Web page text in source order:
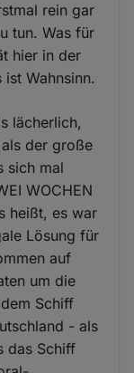
rein gar
tun. Was für
hier in der
Wahnsinn.
lächerlich,
der große
sich mal
WOCHEN
heißt, es war
Lösung für
auf
um die
Schiff
- als
das Schiff